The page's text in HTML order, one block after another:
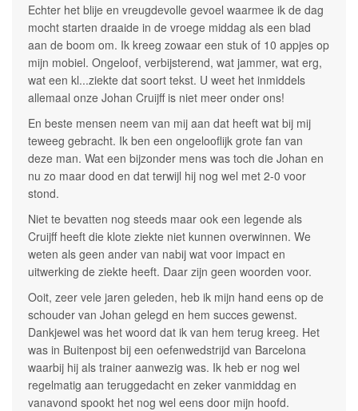
Echter het blije en vreugdevolle gevoel waarmee ik de dag
mocht starten draaide in de vroege middag als een blad
aan de boom om. Ik kreeg zowaar een stuk of 10 appjes op
mijn mobiel. Ongeloof, verbijsterend, wat jammer, wat erg,
wat een kl...ziekte dat soort tekst. U weet het inmiddels
allemaal onze Johan Cruijff is niet meer onder ons!
En beste mensen neem van mij aan dat heeft wat bij mij
teweeg gebracht. Ik ben een ongelooflijk grote fan van
deze man. Wat een bijzonder mens was toch die Johan en
nu zo maar dood en dat terwijl hij nog wel met 2-0 voor
stond.
Niet te bevatten nog steeds maar ook een legende als
Cruijff heeft die klote ziekte niet kunnen overwinnen. We
weten als geen ander van nabij wat voor impact en
uitwerking de ziekte heeft. Daar zijn geen woorden voor.
Ooit, zeer vele jaren geleden, heb ik mijn hand eens op de
schouder van Johan gelegd en hem succes gewenst.
Dankjewel was het woord dat ik van hem terug kreeg. Het
was in Buitenpost bij een oefenwedstrijd van Barcelona
waarbij hij als trainer aanwezig was. Ik heb er nog wel
regelmatig aan teruggedacht en zeker vanmiddag en
vanavond spookt het nog wel eens door mijn hoofd.